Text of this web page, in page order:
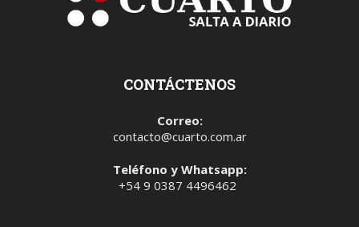
CONTÁCTENOS
Correo:
contacto@cuarto.com.ar
Teléfono y Whatsapp:
+54 9 0387 4496462